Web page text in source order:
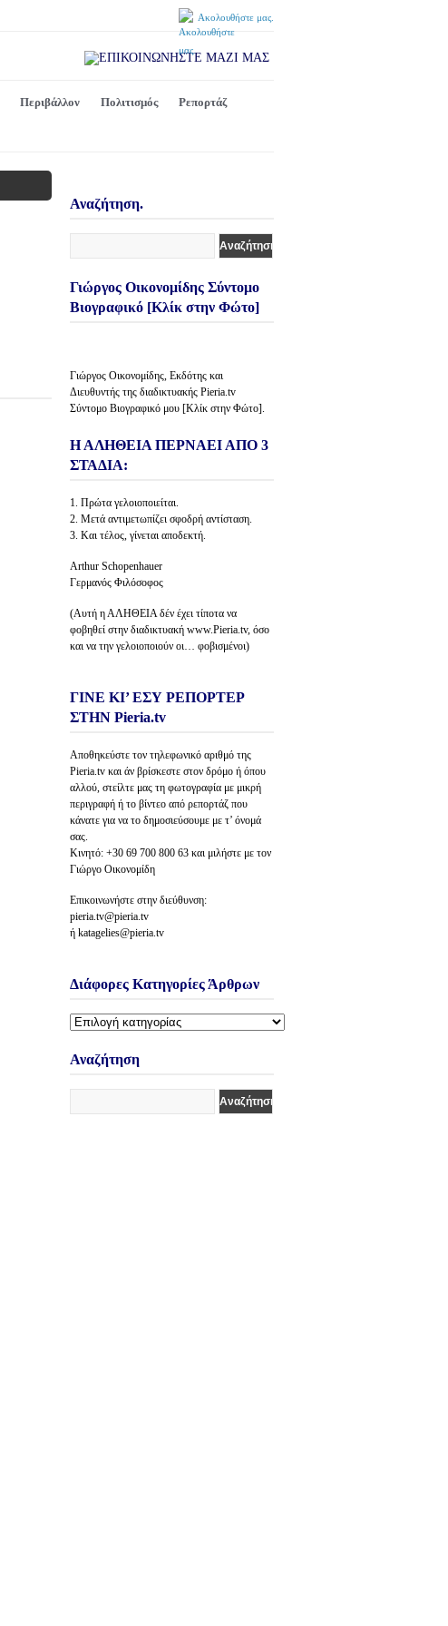
Ακολουθήστε μας.
Περιβάλλον Πολιτισμός
Ρεπορτάζ
Αναζήτηση.
Γιώργος Οικονομίδης Σύντομο
Βιογραφικό [Κλίκ στην Φώτο]
Γιώργος Οικονομίδης, Εκδότης και
Διευθυντής της διαδικτυακής Pieria.tv
Σύντομο Βιογραφικό μου [Κλίκ στην Φώτο].
Η ΑΛΗΘΕΙΑ ΠΕΡΝΑΕΙ ΑΠΟ 3
ΣΤΑΔΙΑ:
1. Πρώτα γελοιοποιείται.
2. Μετά αντιμετωπίζει σφοδρή αντίσταση.
3. Και τέλος, γίνεται αποδεκτή.
Arthur Schopenhauer
Γερμανός Φιλόσοφος
(Αυτή η ΑΛΗΘΕΙΑ δέν έχει τίποτα να
φοβηθεί στην διαδικτυακή www.Pieria.tv, όσο
και να την γελοιοποιούν οι… φοβισμένοι)
ΓΙΝΕ ΚΙ’ ΕΣΥ ΡΕΠΟΡΤΕΡ
ΣΤΗΝ Pieria.tv
Αποθηκεύστε τον τηλεφωνικό αριθμό της
Pieria.tv και άν βρίσκεστε στον δρόμο ή όπου
αλλού, στείλτε μας τη φωτογραφία με μικρή
περιγραφή ή το βίντεο από ρεπορτάζ που
κάνατε για να το δημοσιεύσουμε με τ’ όνομά
σας.
Κινητό: +30 69 700 800 63 και μιλήστε με τον
Γιώργο Οικονομίδη
Επικοινωνήστε στην διεύθυνση:
pieria.tv@pieria.tv
ή katagelies@pieria.tv
Διάφορες Κατηγορίες Άρθρων
Διάφορες
Άρθρων
Αναζήτηση